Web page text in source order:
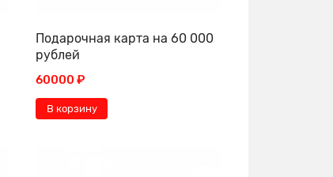
Подарочная карта на 60 000
рублей
60000 ₽
В корзину